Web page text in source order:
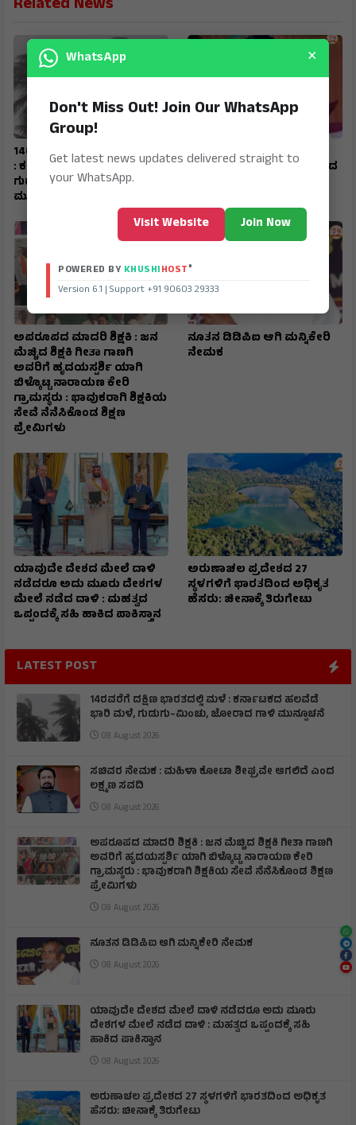
14ರವರೆಗೆ ದಕ್ಷಿಣ ಭಾರತದಲ್ಲಿ ಮಳೆ
: ಕರ್ನಾಟಕದ ಹಲವೆಡೆ ಭಾರಿ ಮಳೆ,
ಗುಡುಗು–ಮಿಂಚು, ಜೋರಾದ ಗಾಳಿ
ಮುನ್ಸೂಚನೆ
ಸಚಿವರ ನೇಮಕ : ಮಹಿಳಾ
ಕೋಟಾ ಶೀಘ್ರವೇ ಆಗಲಿದೆ ಎಂದ
ಅಪರೂಪದ ಮಾದರಿ ಶಿಕ್ಷಕಿ : ಜನ
ಮೆಚ್ಚಿದ ಶಿಕ್ಷಕಿ ಗೀತಾ ಗಾಣಗಿ
ಅವರಿಗೆ ಹೃದಯಸ್ಪರ್ಶಿ ಯಾಗಿ
ಬಿಳ್ಕೊಟ್ಟ ನಾರಾಯಣ ಕೇರಿ
ಗ್ರಾಮಸ್ಥರು : ಭಾವುಕರಾಗಿ ಶಿಕ್ಷಕಿಯ
ಸೇವೆ ನೆನೆಸಿಕೊಂಡ ಶಿಕ್ಷಣ
ಪ್ರೇಮಿಗಳು
ನೂತನ ಡಿಡಿಪಿಐ ಆಗಿ ಮನ್ನಿಕೇರಿ
ನೇಮಕ
ಯಾವುದೇ ದೇಶದ ಮೇಲೆ ದಾಳಿ
ನಡೆದರೂ ಅದು ಮೂರು ದೇಶಗಳ
ಮೇಲೆ ನಡೆದ ದಾಳಿ : ಮಹತ್ವದ
ಒಪ್ಪಂದಕ್ಕೆ ಸಹಿ ಹಾಕಿದ ಪಾಕಿಸ್ತಾನ
ಅರುಣಾಚಲ ಪ್ರದೇಶದ 27
ಸ್ಥಳಗಳಿಗೆ ಭಾರತದಿಂದ ಅಧಿಕೃತ
ಹೆಸರು: ಚೀನಾಕ್ಕೆ ತಿರುಗೇಟು
LATEST POST
14ರವರೆಗೆ ದಕ್ಷಿಣ ಭಾರತದಲ್ಲಿ ಮಳೆ : ಕರ್ನಾಟಕದ ಹಲವೆಡೆ
ಭಾರಿ ಮಳೆ, ಗುಡುಗು–ಮಿಂಚು, ಜೋರಾದ ಗಾಳಿ ಮುನ್ಸೂಚನೆ
08 August 2026
ಸಚಿವರ ನೇಮಕ : ಮಹಿಳಾ ಕೋಟಾ ಶೀಘ್ರವೇ ಆಗಲಿದೆ ಎಂದ
ಲಕ್ಷ್ಮಣ ಸವದಿ
08 August 2026
ಅಪರೂಪದ ಮಾದರಿ ಶಿಕ್ಷಕಿ : ಜನ ಮೆಚ್ಚಿದ ಶಿಕ್ಷಕಿ ಗೀತಾ ಗಾಣಗಿ
ಅವರಿಗೆ ಹೃದಯಸ್ಪರ್ಶಿ ಯಾಗಿ ಬಿಳ್ಕೊಟ್ಟ ನಾರಾಯಣ ಕೇರಿ
ಗ್ರಾಮಸ್ಥರು : ಭಾವುಕರಾಗಿ ಶಿಕ್ಷಕಿಯ ಸೇವೆ ನೆನೆಸಿಕೊಂಡ ಶಿಕ್ಷಣ
ಪ್ರೇಮಿಗಳು
08 August 2026
ನೂತನ ಡಿಡಿಪಿಐ ಆಗಿ ಮನ್ನಿಕೇರಿ ನೇಮಕ
08 August 2026
ಯಾವುದೇ ದೇಶದ ಮೇಲೆ ದಾಳಿ ನಡೆದರೂ ಅದು ಮೂರು
ದೇಶಗಳ ಮೇಲೆ ನಡೆದ ದಾಳಿ : ಮಹತ್ವದ ಒಪ್ಪಂದಕ್ಕೆ ಸಹಿ
ಹಾಕಿದ ಪಾಕಿಸ್ತಾನ
08 August 2026
ಅರುಣಾಚಲ ಪ್ರದೇಶದ 27 ಸ್ಥಳಗಳಿಗೆ ಭಾರತದಿಂದ ಅಧಿಕೃತ
ಹೆಸರು: ಚೀನಾಕ್ಕೆ ತಿರುಗೇಟು
WhatsApp ×
Don't Miss Out! Join Our WhatsApp
Group!
Get latest news updates delivered straight to
your WhatsApp.
Visit Website Join Now
POWERED BY KHUSHIHOST®
Version 6.1 | Support +91 90603 29333